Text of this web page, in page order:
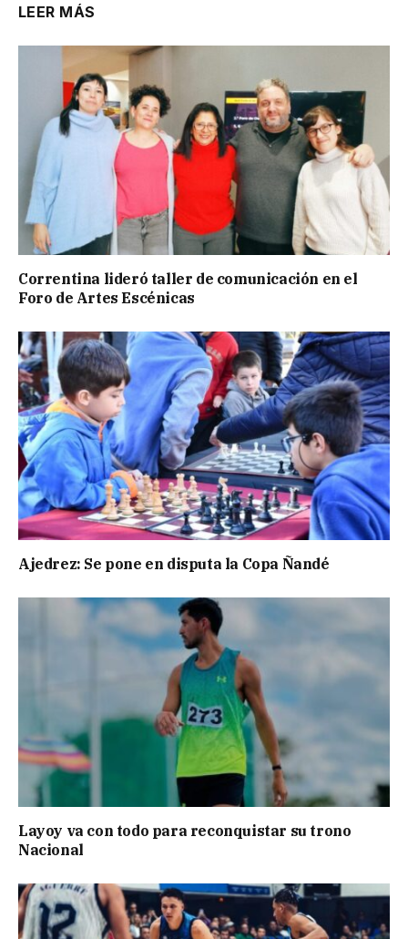
LEER MÁS
Correntina lideró taller de comunicación en el
Foro de Artes Escénicas
Ajedrez: Se pone en disputa la Copa Ñandé
Layoy va con todo para reconquistar su trono
Nacional